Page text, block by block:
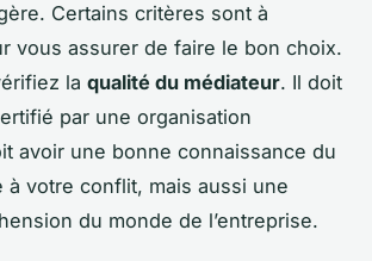
Certains critères sont à
vous assurer de faire le bon choix.
la qualité du médiateur. Il doit
par une organisation
avoir une bonne connaissance du
à votre conflit, mais aussi une
du monde de l’entreprise.